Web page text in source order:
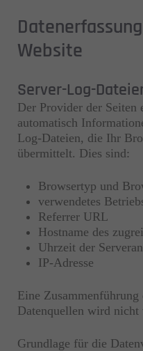
Website
Server-Log-
Der Provider der Seiten
automatisch
Log-Dateien, die Ihr
übermittelt. Dies sind:
Browsertyp und
verwendetes
Referrer URL
Hostname des
Uhrzeit der
IP-Adresse
Eine
Datenquellen wird nicht
Grundlage für die